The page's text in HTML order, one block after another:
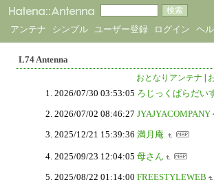
アンテナ シンプル ユーザー登録 ログイン ヘ
L74 Antenna
おとなりアンテナ |
2026/07/30 03:53:05 ろじっくぱらだい
2026/07/02 08:46:27 JYAJYACOMPANY
2025/12/21 15:39:36 満月庵
2025/09/23 12:04:05 母さん
2025/08/22 01:14:00 FREESTYLEWEB